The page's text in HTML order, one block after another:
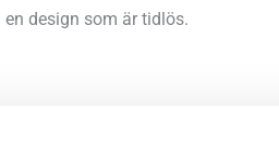
design som är tidlös.